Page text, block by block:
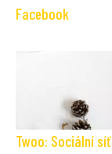
Facebook
Twoo: Sociální